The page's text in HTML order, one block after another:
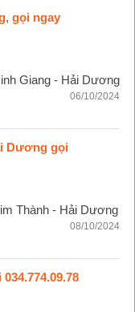
gọi ngay
Giang - Hải Dương
06/10/2024
Dương gọi
Thành - Hải Dương
08/10/2024